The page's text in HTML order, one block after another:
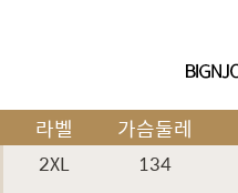
라벨 가슴둘레
2XL 134